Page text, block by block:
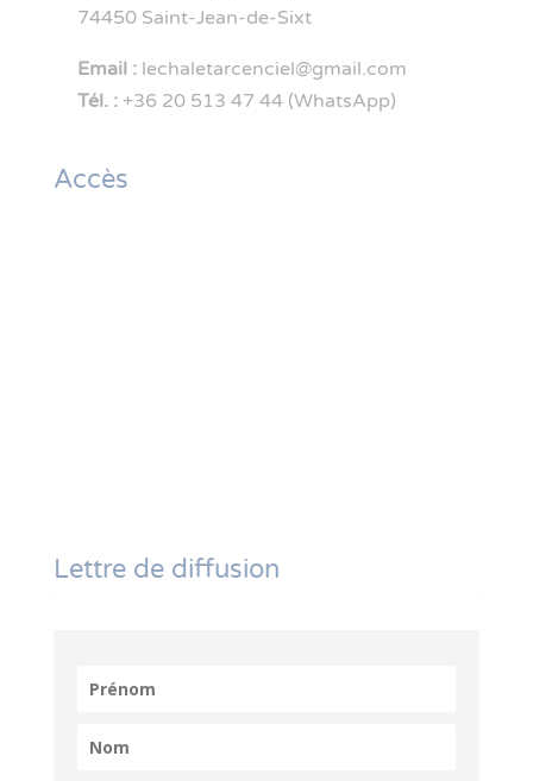
74450 Saint-Jean-de-Sixt
Email :lechaletarcenciel@gmail.com
Tél. : +36 20 513 47 44 (WhatsApp)
Accès
Lettre de diffusion